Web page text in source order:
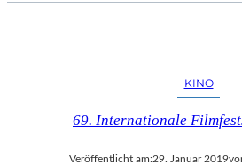
KINO
69. Internationale
Veröffentlicht am:29. Januar 2019